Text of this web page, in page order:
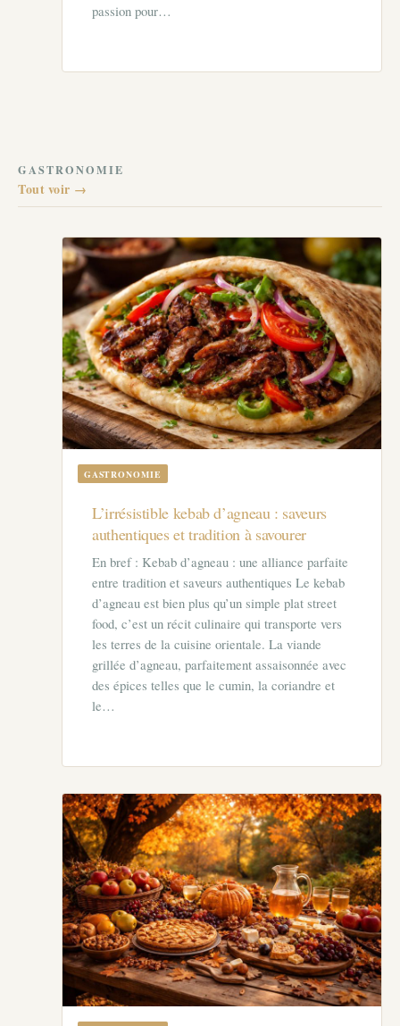
passion pour…
GASTRONOMIE
Tout voir →
GASTRONOMIE
L’irrésistible kebab d’agneau : saveurs
authentiques et tradition à savourer
En bref : Kebab d’agneau : une alliance parfaite
entre tradition et saveurs authentiques Le kebab
d’agneau est bien plus qu’un simple plat street
food, c’est un récit culinaire qui transporte vers
les terres de la cuisine orientale. La viande
grillée d’agneau, parfaitement assaisonnée avec
des épices telles que le cumin, la coriandre et
le…